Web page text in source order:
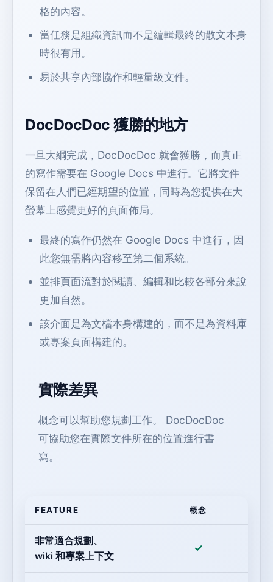
格的內容。
當任務是組織資訊而不是編輯最終的散文本身
時很有用。
易於共享內部協作和輕量級文件。
DocDocDoc 獲勝的地方
一旦大綱完成，DocDocDoc 就會獲勝，而真正
的寫作需要在 Google Docs 中進行。它將文件
保留在人們已經期望的位置，同時為您提供在大
螢幕上感覺更好的頁面佈局。
最終的寫作仍然在 Google Docs 中進行，因
此您無需將內容移至第二個系統。
並排頁面流對於閱讀、編輯和比較各部分來說
更加自然。
該介面是為文檔本身構建的，而不是為資料庫
或專案頁面構建的。
實際差異
概念可以幫助您規劃工作。 DocDocDoc
可協助您在實際文件所在的位置進行書
寫。
FEATURE 概念
非常適合規劃、
wiki 和專案上下文
✓